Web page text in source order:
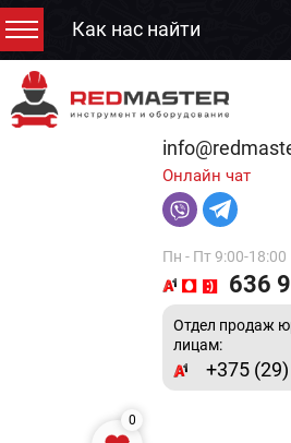
Как нас найти
Онлайн чат
Пн - Пт 9:00-18:00
636
Отдел продаж
лицам:
+375
0